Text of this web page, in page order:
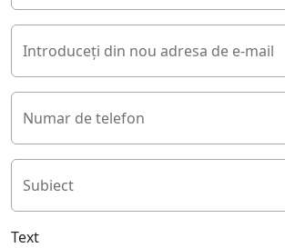
Introduceți din nou adresa de e-mail
Numar de telefon
Subiect
Text